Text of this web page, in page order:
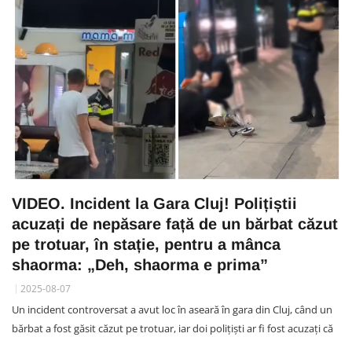
VIDEO. Incident la Gara Cluj! Polițiștii
acuzați de nepăsare față de un bărbat căzut
pe trotuar, în stație, pentru a mânca
shaorma: „Deh, shaorma e prima”
2025-08-07
Un incident controversat a avut loc în aseară în gara din Cluj, când un
bărbat a fost găsit căzut pe trotuar, iar doi polițiști ar fi fost acuzați că